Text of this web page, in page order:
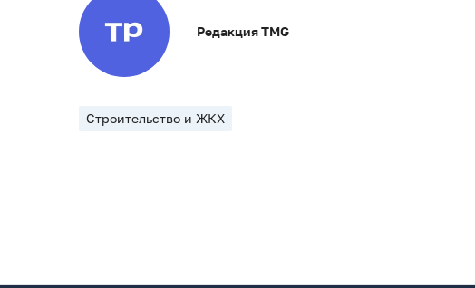
Редакция TMG
Строительство и ЖКХ